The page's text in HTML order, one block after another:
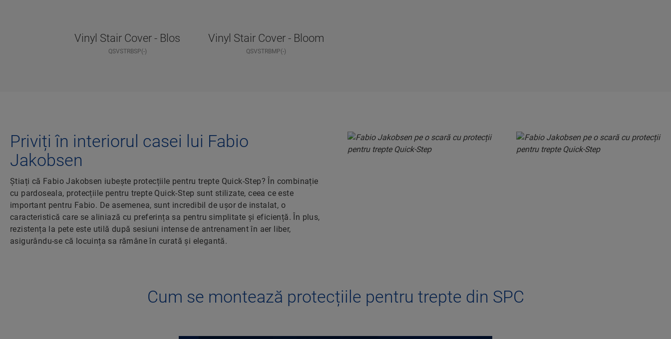
Vinyl Stair Cover - Blos
QSVSTRBSP(-)
Vinyl Stair Cover - Bloom
QSVSTRBMP(-)
Priviți în interiorul casei lui Fabio
Jakobsen
Știați că Fabio Jakobsen iubește protecțiile pentru trepte Quick-Step? În combinație
cu pardoseala, protecțiile pentru trepte Quick-Step sunt stilizate, ceea ce este
important pentru Fabio. De asemenea, sunt incredibil de ușor de instalat, o
caracteristică care se aliniază cu preferința sa pentru simplitate și eficiență. În plus,
rezistența la pete este utilă după sesiuni intense de antrenament în aer liber,
asigurându-se că locuința sa rămâne în curată și elegantă.
Cum se montează protecțiile pentru trepte din SPC